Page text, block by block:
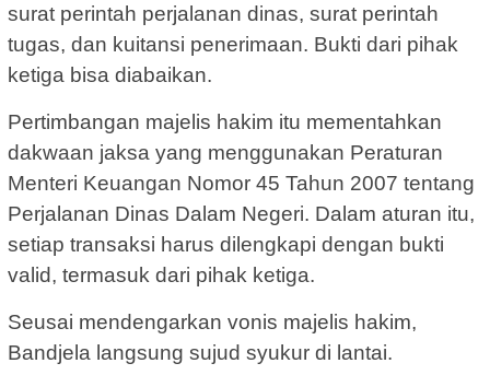
surat perintah perjalanan dinas, surat perintah
tugas, dan kuitansi penerimaan. Bukti dari pihak
ketiga bisa diabaikan.
Pertimbangan majelis hakim itu mementahkan
dakwaan jaksa yang menggunakan Peraturan
Menteri Keuangan Nomor 45 Tahun 2007 tentang
Perjalanan Dinas Dalam Negeri. Dalam aturan itu,
setiap transaksi harus dilengkapi dengan bukti
valid, termasuk dari pihak ketiga.
Seusai mendengarkan vonis majelis hakim,
Bandjela langsung sujud syukur di lantai.